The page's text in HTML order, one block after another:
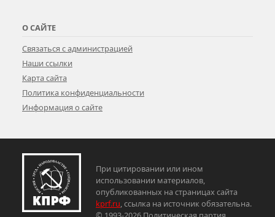
О САЙТЕ
Связаться с администрацией
Наши ссылки
Карта сайта
Политика конфиденциальности
Информация о сайте
При цитировании или ином
использовании материалов,
опубликованных на страницах сайта
kprf.ru, ссылка на источник обязательна.